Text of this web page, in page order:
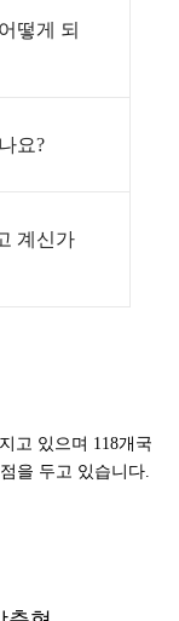
떻게 되
요?
계신가
고 있으며 118개국
을 두고 있습니다.